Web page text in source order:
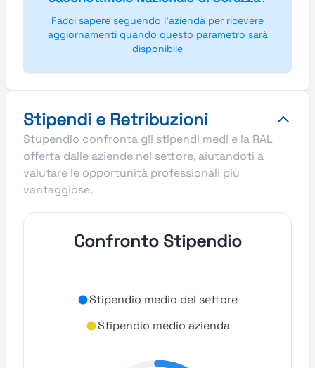
Facci sapere seguendo l'azienda per ricevere
aggiornamenti quando questo parametro sarà
disponibile
Stipendi e Retribuzioni
Stupendio confronta gli stipendi medi e la RAL
offerta dalle aziende nel settore, aiutandoti a
valutare le opportunità professionali più
vantaggiose.
Confronto Stipendio
Stipendio medio del settore
Stipendio medio azienda